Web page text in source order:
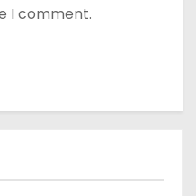
I comment.